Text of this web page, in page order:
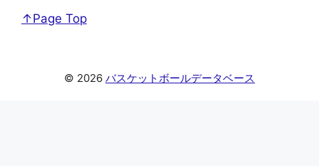
↑Page Top
© 2026 バスケットボールデータベース